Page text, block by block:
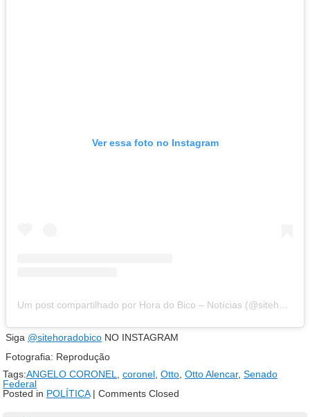
Ver essa foto no Instagram
Um post compartilhado por Hora do Bico – Notícias (@sitehoradobico)
Siga @sitehoradobico NO INSTAGRAM
Fotografia: Reprodução
Tags:ANGELO CORONEL, coronel, Otto, Otto Alencar, Senado
Federal
Posted in POLÍTICA| Comments Closed